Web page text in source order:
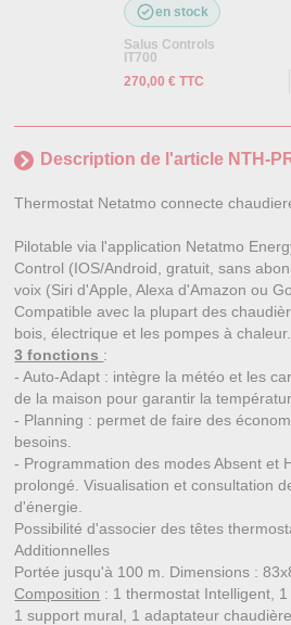
en stock
Salus Controls
IT700
270,00 € TTC
Description de l'article NTH-
Thermostat Netatmo connecte
Pilotable via l'application Netatmo
Control (IOS/Android, gratuit, sans
voix (Siri d'Apple, Alexa d'Amazon ou
Compatible avec la plupart des
bois, électrique et les pompes à chaleur.
3 fonctions :
- Auto-Adapt : intègre la météo et les
de la maison pour garantir la
- Planning : permet de faire des
besoins.
- Programmation des modes Absent et
prolongé. Visualisation et consultation
d'énergie.
Possibilité d'associer des têtes
Additionnelles
Portée jusqu'à 100 m. Dimensions :
Composition : 1 thermostat Intelligent,
1 support mural, 1 adaptateur